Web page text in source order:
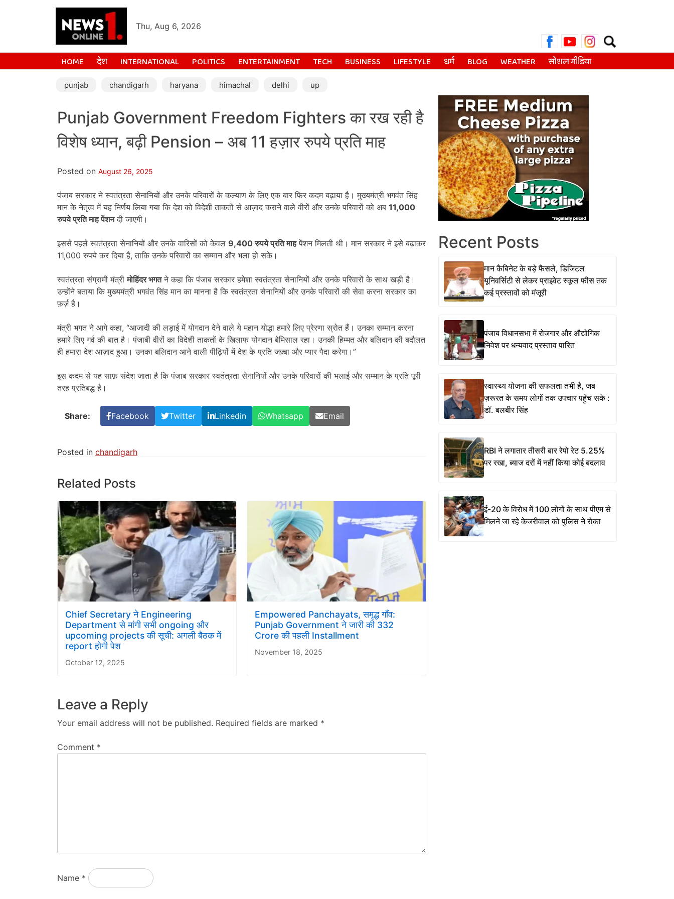
Thu, Aug 6, 2026
Search
for:
HOME देश INTERNATIONAL POLITICS ENTERTAINMENT TECH BUSINESS LIFESTYLE धर्म BLOG WEATHER सोशल मीडिया
punjab chandigarh haryana himachal delhi up
Punjab Government Freedom Fighters का रख रही है
विशेष ध्यान, बढ़ी Pension – अब 11 हज़ार रुपये प्रति माह
Posted on August 26, 2025
पंजाब सरकार ने स्वतंत्रता सेनानियों और उनके परिवारों के कल्याण के लिए एक बार फिर कदम बढ़ाया है। मुख्यमंत्री भगवंत सिंह
मान के नेतृत्व में यह निर्णय लिया गया कि देश को विदेशी ताकतों से आज़ाद कराने वाले वीरों और उनके परिवारों को अब 11,000
रुपये प्रति माह पेंशनदी जाएगी।
इससे पहले स्वतंत्रता सेनानियों और उनके वारिसों को केवल 9,400रुपये प्रति माहपेंशन मिलती थी। मान सरकार ने इसे बढ़ाकर
11,000 रुपये कर दिया है, ताकि उनके परिवारों का सम्मान और भला हो सके।
स्वतंत्रता संग्रामी मंत्रीमोहिंदर भगतने कहा कि पंजाब सरकार हमेशा स्वतंत्रता सेनानियों और उनके परिवारों के साथ खड़ी है।
उन्होंने बताया कि मुख्यमंत्री भगवंत सिंह मान का मानना है कि स्वतंत्रता सेनानियों और उनके परिवारों की सेवा करना सरकार का
फ़र्ज़ है।
मंत्री भगत ने आगे कहा, “आजादी की लड़ाई में योगदान देने वाले ये महान योद्धा हमारे लिए प्रेरणा स्रोत हैं। उनका सम्मान करना
हमारे लिए गर्व की बात है। पंजाबी वीरों का विदेशी ताकतों के खिलाफ योगदान बेमिसाल रहा। उनकी हिम्मत और बलिदान की बदौलत
ही हमारा देश आज़ाद हुआ। उनका बलिदान आने वाली पीढ़ियों में देश के प्रति जज़्बा और प्यार पैदा करेगा।”
इस कदम से यह साफ़ संदेश जाता है कि पंजाब सरकार स्वतंत्रता सेनानियों और उनके परिवारों की भलाई और सम्मान के प्रति पूरी
तरह प्रतिबद्ध है।
Share: Facebook Twitter Linkedin Whatsapp Email
Posted in chandigarh
Related Posts
Chief Secretary ने Engineering
Department से मांगी सभी ongoing और
upcoming projects की सूची: अगली बैठक में
report होगी पेश
October 12, 2025
Empowered Panchayats, समृद्ध गाँव:
Punjab Government ने जारी की 332
Crore की पहली Installment
November 18, 2025
Leave a Reply
Your email address will not be published. Required fields are marked *
Comment *
Name *
Recent Posts
मान कैबिनेट के बड़े फैसले, डिजिटल
यूनिवर्सिटी से लेकर प्राइवेट स्कूल फीस तक
कई प्रस्तावों को मंजूरी
पंजाब विधानसभा में रोजगार और औद्योगिक
निवेश पर धन्यवाद प्रस्ताव पारित
स्वास्थ्य योजना की सफलता तभी है, जब
ज़रूरत के समय लोगों तक उपचार पहुँच सके :
डॉ. बलबीर सिंह
RBI ने लगातार तीसरी बार रेपो रेट 5.25%
पर रखा, ब्याज दरों में नहीं किया कोई बदलाव
ई-20 के विरोध में 100 लोगों के साथ पीएम से
मिलने जा रहे केजरीवाल को पुलिस ने रोका